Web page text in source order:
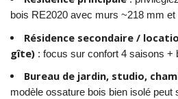
bois RE2020 avec murs ~218 mm et
Résidence secondaire /
gîte): focus sur confort 4 saisons +
Bureau de jardin, studio,
modèle ossature bois bien isolé peut